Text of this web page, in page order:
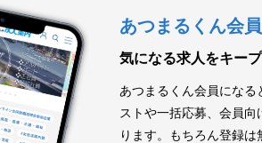
あつまるくん会
気になる求人をキープ
あつまるくん会員になる
ストや一括応募、会員
ります。もちろん登録は